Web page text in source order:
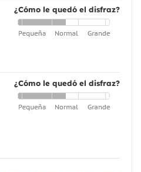
¿Cómo le quedó el disfraz?
¿Cómo le quedó el disfraz?